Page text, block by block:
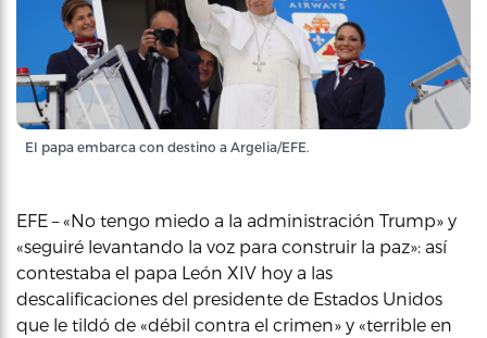
El papa embarca con destino a Argelia/EFE.
EFE – «No tengo miedo a la administración Trump» y
«seguiré levantando la voz para construir la paz»: así
contestaba el papa León XIV hoy a las
descalificaciones del presidente de Estados Unidos
que le tildó de «débil contra el crimen» y «terrible en